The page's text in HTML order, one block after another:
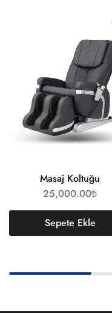
Masaj Koltuğu
25,000.00₺
Sepete Ekle